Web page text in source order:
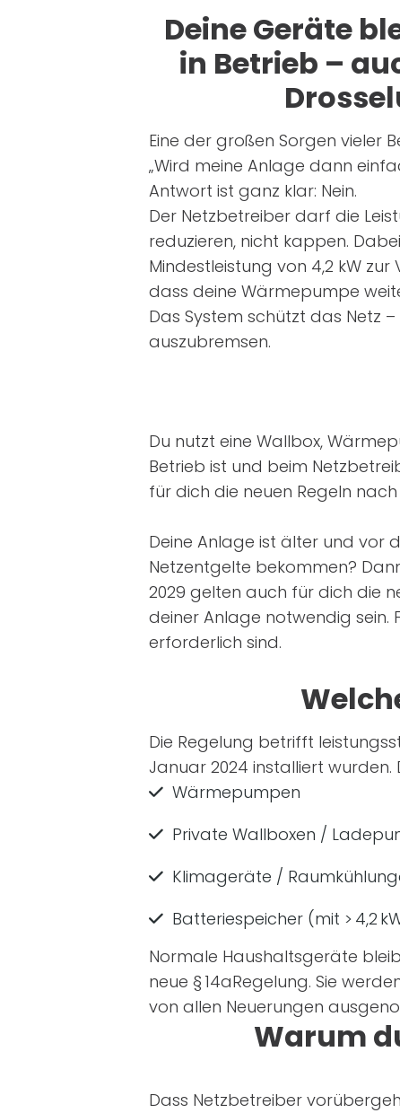
Deine Geräte
in Betrieb –
Eine der großen Sorgen vieler
„Wird meine Anlage dann
Antwort ist ganz klar: Nein.
Der Netzbetreiber darf die
reduzieren, nicht kappen.
Mindestleistung von 4,2 kW
dass deine Wärmepumpe
Das System schützt das Netz
auszubremsen.
Du nutzt eine Wallbox,
Betrieb ist und beim
für dich die neuen Regeln nach
Deine Anlage ist älter und vor
Netzentgelte bekommen?
2029 gelten auch für dich die
deiner Anlage notwendig
erforderlich sind.
Die Regelung betrifft
Januar 2024 installiert wurden.
Wärmepumpen
Private Wallboxen /
Klimageräte /
Batteriespeicher (mit > 4,2
Normale Haushaltsgeräte
neue § 14aRegelung. Sie
von allen Neuerungen
Warum
Dass Netzbetreiber